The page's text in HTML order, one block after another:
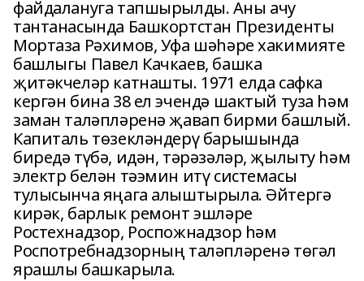
файдалануга тапшырылды. Аны ачу
тантанасында Башкортстан Президенты
Мортаза Рәхимов, Уфа шәһәре хакимияте
башлыгы Павел Качкаев, башка
җитәкчеләр катнашты. 1971 елда сафка
кергән бина 38 ел эчендә шактый туза һәм
заман таләпләренә җавап бирми башлый.
Капиталь төзекләндерү барышында
биредә түбә, идән, тәрәзәләр, җылыту һәм
электр белән тәэмин итү системасы
тулысынча яңага алыштырыла. Әйтергә
кирәк, барлык ремонт эшләре
Ростехнадзор, Роспожнадзор һәм
Роспотребнадзорның таләпләренә төгәл
ярашлы башкарыла.